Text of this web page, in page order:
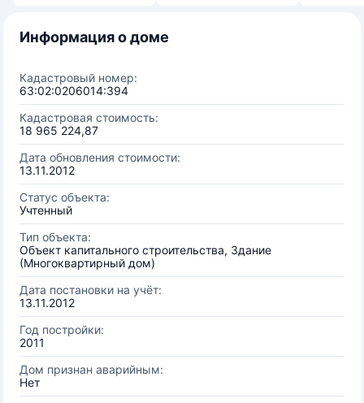
Информация о доме
Кадастровый номер:
63:02:0206014:394
Кадастровая стоимость:
18 965 224,87
Дата обновления стоимости:
13.11.2012
Статус объекта:
Учтенный
Тип объекта:
Объект капитального строительства, Здание
(Многоквартирный дом)
Дата постановки на учёт:
13.11.2012
Год постройки:
2011
Дом признан аварийным:
Нет